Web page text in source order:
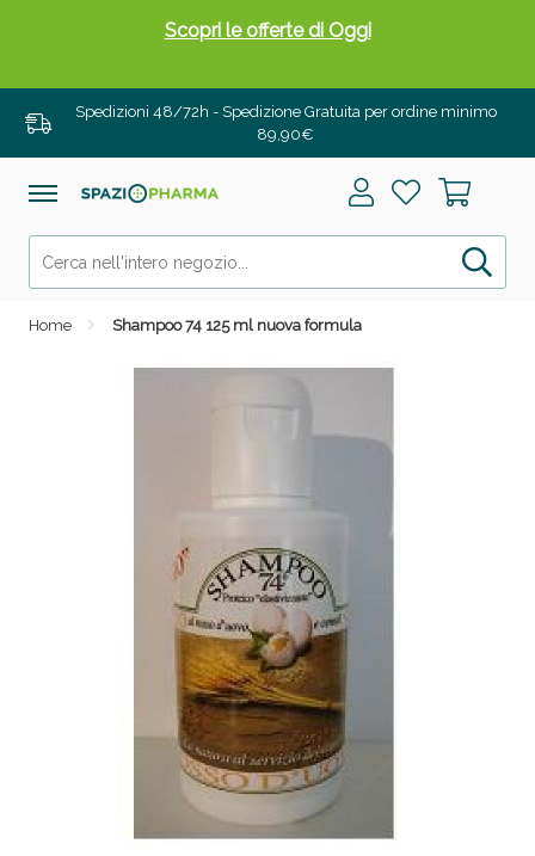
Spedizioni 48/72h - Spedizione Gratuita per ordine minimo
89,90€
Home Shampoo 74 125 ml nuova formula
Scopri le offerte di Oggi
Drenanti e Pancia Piatta: Sconti fino al 55% validi